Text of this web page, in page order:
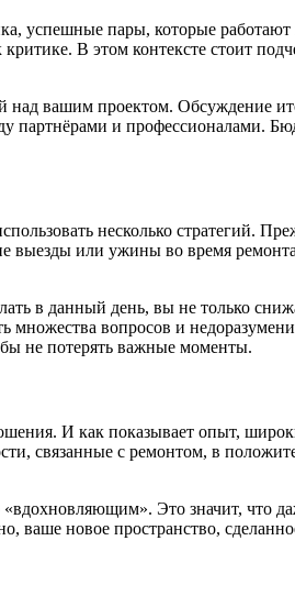
успешные пары, которые
В этом контексте стоит
над вашим проектом. Обсуждение
партнёрами и профессионалами.
несколько стратегий.
выезды или ужины во время
в данный день, вы не только
множества вопросов и
не потерять важные моменты.
И как показывает опыт,
связанные с ремонтом, в
Это значит, что
ваше новое пространство,